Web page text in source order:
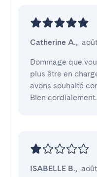
Catherine A.,
Dommage que
plus être en
avons souhaité
Bien cordialement.
ISABELLE B.,